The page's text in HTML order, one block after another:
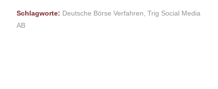
Schlagworte: Deutsche Börse Verfahren, Trig Social Media
AB